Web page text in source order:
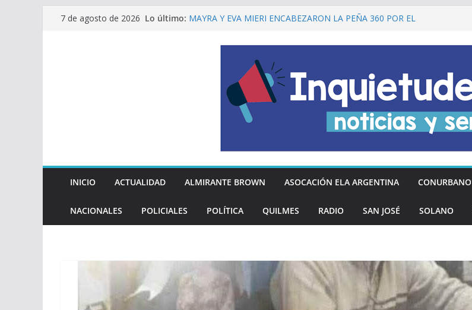
Saltar7 de agosto de 2026 Lo último: MAYRA Y EVA MIERI ENCABEZARON LA PEÑA 360 POR EL
PELUQUERÍAS TODOS LOS DÍAS MIÉRCOLES
Encuesta: qué piensan los hinchas argentinos de las nuevas
reglas del Mundial
EL MUNICIPIO ENTREGÓ MÁS DE 20 PRÓTESIS DENTALES
A VECINAS Y VECINOS DE QUILMES OESTE
La Diócesis de Quilmes recordó a Jorge Novak a 25 años de
INICIO ACTUALIDAD ALMIRANTE BROWN ASOCACIÓN ELA ARGENTINA CONURBANO
NACIONALES POLICIALES POLÍTICA QUILMES RADIO SAN JOSÉ SOLANO